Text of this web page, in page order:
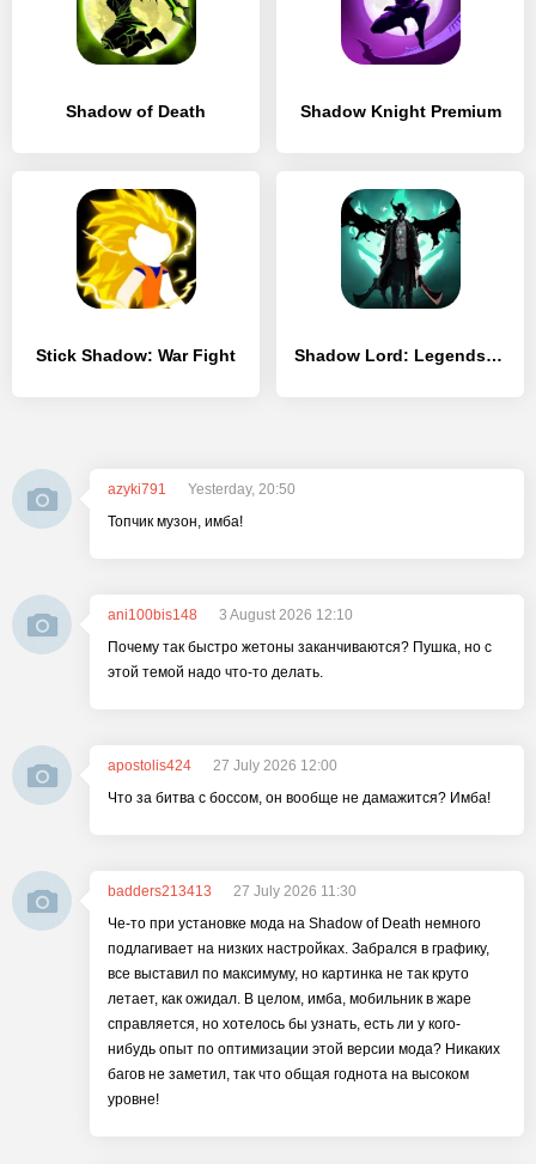
Shadow of Death Shadow Knight Premium
Stick Shadow: War Fight Shadow Lord: Legends Knight
azyki791
Yesterday, 20:50
Топчик музон, имба!
ani100bis148
3 August 2026 12:10
Почему так быстро жетоны заканчиваются? Пушка, но с
этой темой надо что-то делать.
apostolis424
27 July 2026 12:00
Что за битва с боссом, он вообще не дамажится? Имба!
badders213413
27 July 2026 11:30
Че-то при установке мода на Shadow of Death немного
подлагивает на низких настройках. Забрался в графику,
все выставил по максимуму, но картинка не так круто
летает, как ожидал. В целом, имба, мобильник в жаре
справляется, но хотелось бы узнать, есть ли у кого-
нибудь опыт по оптимизации этой версии мода? Никаких
багов не заметил, так что общая годнота на высоком
уровне!